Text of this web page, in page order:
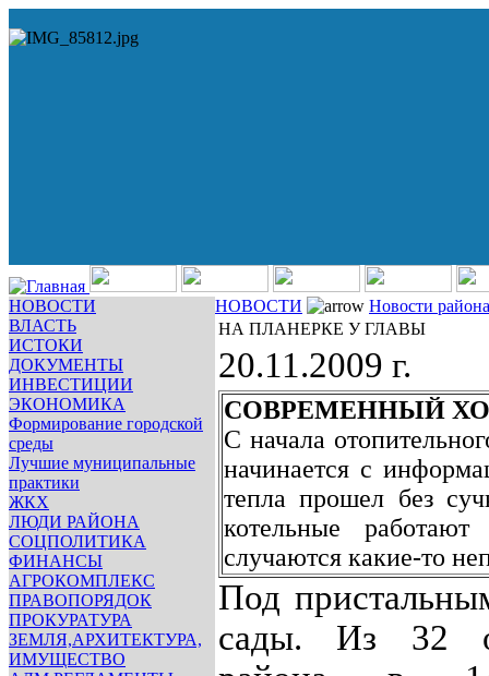
НОВОСТИ
ВЛАСТЬ
ИСТОКИ
ДОКУМЕНТЫ
ИНВЕСТИЦИИ
ЭКОНОМИКА
Формирование городской
среды
Лучшие муниципальные
практики
ЖКХ
ЛЮДИ РАЙОНА
СОЦПОЛИТИКА
ФИНАНСЫ
АГРОКОМПЛЕКС
ПРАВОПОРЯДОК
ПРОКУРАТУРА
ЗЕМЛЯ,АРХИТЕКТУРА,
ИМУЩЕСТВО
НОВОСТИ
Новости района
НА ПЛАНЕРКЕ У ГЛАВЫ
20.11.2009 г.
СОВРЕМЕННЫЙ
С начала
начинается с
тепла прошел без
котельные
случаются какие-то
Под
сады. Из 32